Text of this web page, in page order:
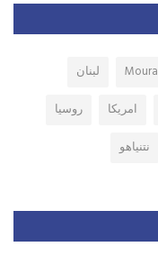
لبنان
امريكا
روسيا
نتنياهو